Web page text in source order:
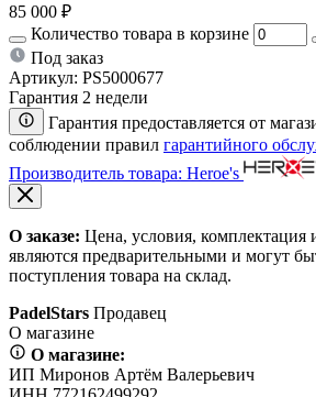
85 000 ₽
Количество товара в корзине
Под заказ
Артикул: PS5000677
Гарантия 2 недели
Гарантия предоставляется от
соблюдении правил гарантийного
Производитель товара: Heroe's
О заказе: Цена, условия,
являются предварительными и могут
поступления товара на склад.
PadelStars Продавец
О магазине
О магазине:
ИП Миронов Артём Валерьевич